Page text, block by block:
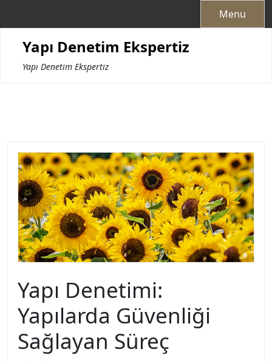
Menu
Yapı Denetim Ekspertiz
Yapı Denetim Ekspertiz
Yapı Denetimi:
Yapılarda Güvenliği
Sağlayan Süreç